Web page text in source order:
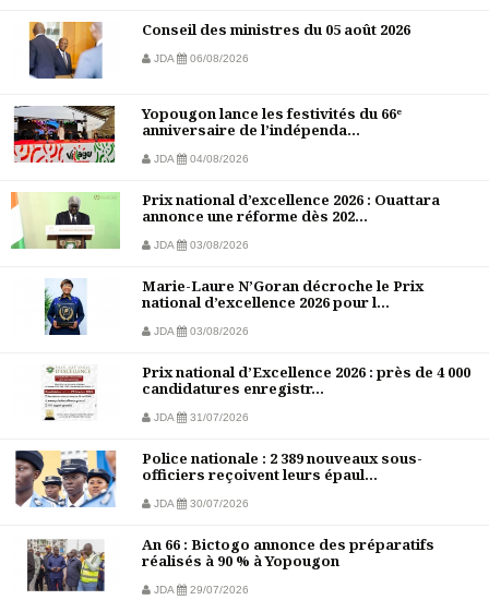
Conseil des ministres du 05 août 2026
JDA 06/08/2026
Yopougon lance les festivités du 66ᵉ
anniversaire de l’indépenda...
JDA 04/08/2026
Prix national d’excellence 2026 : Ouattara
annonce une réforme dès 202...
JDA 03/08/2026
Marie-Laure N’Goran décroche le Prix
national d’excellence 2026 pour l...
JDA 03/08/2026
Prix national d’Excellence 2026 : près de 4 000
candidatures enregistr...
JDA 31/07/2026
Police nationale : 2 389 nouveaux sous-
officiers reçoivent leurs épaul...
JDA 30/07/2026
An 66 : Bictogo annonce des préparatifs
réalisés à 90 % à Yopougon
JDA 29/07/2026